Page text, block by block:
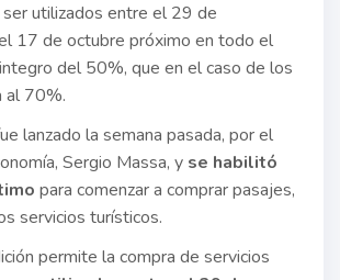
utilizados entre el 29 de
17 de octubre próximo en todo el
del 50%, que en el caso de los
al 70%.
lanzado la semana pasada, por el
Sergio Massa, y se habilitó
para comenzar a comprar pasajes,
servicios turísticos.
permite la compra de servicios